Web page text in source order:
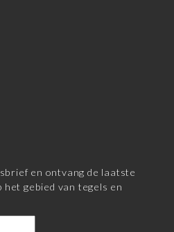
en ontvang de laatste
gebied van tegels en